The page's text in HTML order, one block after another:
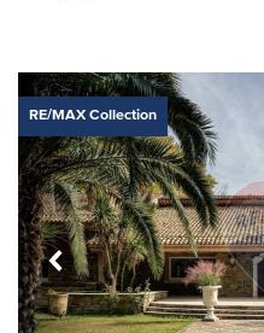
RE/MAX Collection